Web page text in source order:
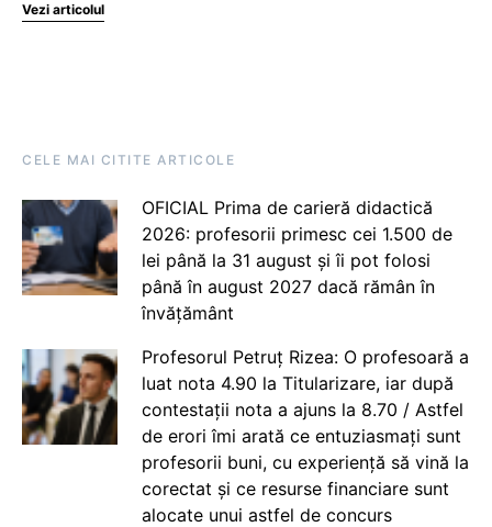
Vezi articolul
CELE MAI CITITE ARTICOLE
OFICIAL Prima de carieră didactică
2026: profesorii primesc cei 1.500 de
lei până la 31 august și îi pot folosi
până în august 2027 dacă rămân în
învățământ
Profesorul Petruț Rizea: O profesoară a
luat nota 4.90 la Titularizare, iar după
contestații nota a ajuns la 8.70 / Astfel
de erori îmi arată ce entuziasmați sunt
profesorii buni, cu experiență să vină la
corectat și ce resurse financiare sunt
alocate unui astfel de concurs